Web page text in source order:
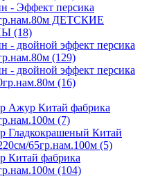
- Эффект персика
ДЕТСКИЕ
(18)
- двойной эффект персика
(129)
- двойной эффект персика
(16)
Ажур Китай фабрика
(7)
Гладкокрашеный Китай
65гр.нам.100м (5)
Китай фабрика
(104)